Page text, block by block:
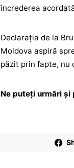
încrederea
Declaraţia de la
Moldova aspiră
păzit prin fapte, nu
Ne puteți urmări și